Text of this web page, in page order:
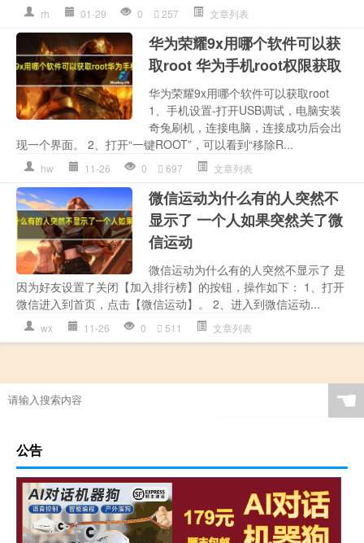
rh 01-29 0 257 文章列表
华为荣耀9x用哪个软件可以获
取root 华为手机root权限获取
华为荣耀9x用哪个软件可以获取root
1、手机设置-打开USB调试，电脑安装
奇兔刷机，连接电脑，连接成功后会出
现一个界面。 2、打开“一键ROOT”，可以看到“移除R...
hw 11-26 0 697 文章列表
微信运动为什么有的人突然不
显示了 一个人如果突然关了微
信运动
微信运动为什么有的人突然不显示了 是
因为好友设置了关闭【加入排行榜】的按钮，操作如下： 1、打开
微信进入到首页，点击【微信运动】。 2、进入到微信运动...
wx 11-26 0 511 文章列表
☚
公告